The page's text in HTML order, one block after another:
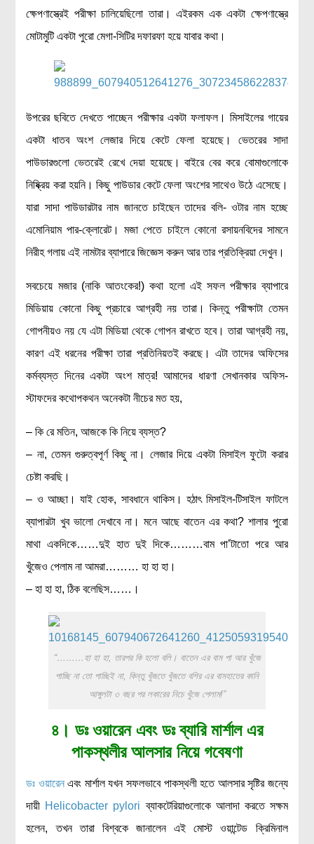
বিশেষ পাতা
টাইমলাইন
প্রশ্নমালা
অন্যান্য
লেখকদের আঙিনা
প্রবেশ
নিবন্ধন
আপনার প্রোফাইল
বিজ্ঞানযাত্রায় লেখা জমা দেয়ার নির্দেশনাসমূহ
তথ্য ও যোগাযোগ
বিজ্ঞানযাত্রা ম্যাগাজিন
বিজ্ঞানযাত্রা সংবাদ/বিজ্ঞপ্তি
লক্ষ্য ও উদ্দেশ্য
যোগাযোগ
বৈজ্ঞানিক কল্পকাহিনী
লজিক এবং ফ্যালাসি
ক্ষেপণাস্ত্রেই পরীক্ষা চালিয়েছিলো তারা। এইরকম এক একটা ক্ষেপণাস্ত্রে
মোটামুটি একটা পুরো মেগা-সিটির দফারফা হয়ে যাবার কথা।
উপরের ছবিতে দেখতে পাচ্ছেন পরীক্ষার একটা ফলাফল। মিসাইলের গায়ের
একটা ধাতব অংশ লেজার দিয়ে কেটে ফেলা হয়েছে। ভেতরের সাদা
পাউডারগুলো ভেতরেই রেখে দেয়া হয়েছে। বাইরে বের করে বোমাগুলোকে
নিষ্ক্রিয় করা হয়নি। কিছু পাউডার কেটে ফেলা অংশের সাথেও উঠে এসেছে।
যারা সাদা পাউডারটার নাম জানতে চাইছেন তাদের বলি- ওটার নাম হচ্ছে
এমোনিয়াম পার-ক্লোরেট। মজা পেতে চাইলে কোনো রসায়নবিদের সামনে
নিরীহ গলায় এই নামটার ব্যাপারে জিজ্ঞেস করুন আর তার প্রতিক্রিয়া দেখুন।
সবচেয়ে মজার (নাকি আতংকের!) কথা হলো এই সফল পরীক্ষার ব্যাপারে
মিডিয়ায় কোনো কিছু প্রচারে আগ্রহী নয় তারা। কিন্তু পরীক্ষাটা তেমন
গোপনীয়ও নয় যে এটা মিডিয়া থেকে গোপন রাখতে হবে। তারা আগ্রহী নয়,
কারণ এই ধরনের পরীক্ষা তারা প্রতিনিয়তই করছে। এটা তাদের অফিসের
কর্মব্যস্ত দিনের একটা অংশ মাত্র! আমাদের ধারণা সেখানকার অফিস-
স্টাফদের কথোপকথন অনেকটা নীচের মত হয়,
– কি রে মতিন, আজকে কি নিয়ে ব্যস্ত?
– না, তেমন গুরুত্বপূর্ণ কিছু না। লেজার দিয়ে একটা মিসাইল ফুটো করার
চেষ্টা করছি।
– ও আচ্ছা। যাই হোক, সাবধানে থাকিস। হঠাৎ মিসাইল-টিসাইল ফাটলে
ব্যাপারটা খুব ভালো দেখাবে না। মনে আছে বাতেন এর কথা? শালার পুরো
মাথা একদিকে……দুই হাত দুই দিকে………বাম পা’টাতো পরে আর
খুঁজেও পেলাম না আমরা……… হা হা হা।
– হা হা হা, ঠিক বলেছিস……।
“………হা হা হা, তারপর কি হলো বলি। বাতেন এর বাম পা আর খুঁজে
পাচ্ছি না তো পাচ্ছিই না, কিন্তু খুঁজতে খুঁজতে বশির এর বামহাতের কানি
আঙ্গুলটা ৩ বছর পর লকারের নিচে খুঁজে পেলাম!”
৪। ডঃ ওয়ারেন এবং ডঃ ব্যারি মার্শাল এর
পাকস্থলীর আলসার নিয়ে গবেষণা
ডঃ ওয়ারেনএবং মার্শাল যখন সফলভাবে পাকস্থলী হতে আলসার সৃষ্টির জন্যে
দায়ী Helicobacter pylori ব্যাকটেরিয়াগুলোকে আলাদা করতে সক্ষম
হলেন, তখন তারা বিশ্বকে জানালেন এই মোস্ট ওয়ান্টেড ক্রিমিনাল